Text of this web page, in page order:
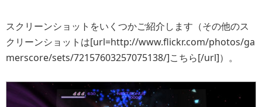
スクリーンショットをいくつかご紹介します（その他のス
クリーンショットは[url=http://www.flickr.com/photos/ga
merscore/sets/72157603257075138/]こちら[/url]）。